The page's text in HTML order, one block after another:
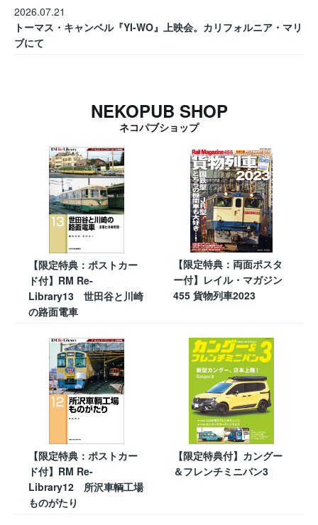
2026.07.21
トーマス・キャンベル『YI-WO』上映会。カリフォルニア・マリ
ブにて
NEKOPUB SHOP
ネコパブショップ
【限定特典：ポストカー
ド付】RM Re-
Library13 世田谷と川崎
の路面電車
【限定特典：両面ポスタ
ー付】レイル・マガジン
455 貨物列車2023
【限定特典：ポストカー
ド付】RM Re-
Library12 所沢車輌工場
ものがたり
【限定特典付】カングー
＆フレンチミニバン3